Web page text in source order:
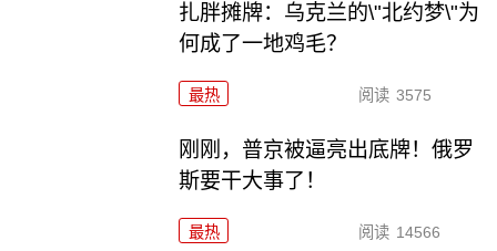
扎胖摊牌：乌克兰的\"北约梦\"为
何成了一地鸡毛？
最热 阅读 3575
刚刚，普京被逼亮出底牌！俄罗
斯要干大事了！
最热 阅读 14566